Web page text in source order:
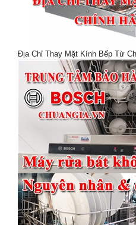
Địa Chỉ Thay Mặt Kính Bếp Từ